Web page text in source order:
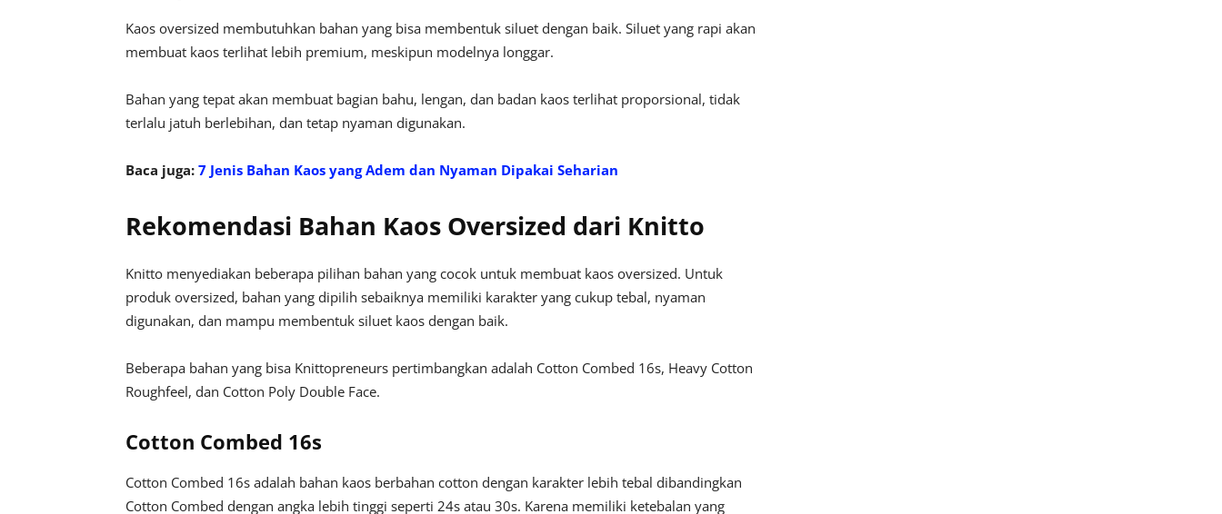
Kaos oversized membutuhkan bahan yang bisa membentuk siluet dengan baik. Siluet yang rapi akan
membuat kaos terlihat lebih premium, meskipun modelnya longgar.
Bahan yang tepat akan membuat bagian bahu, lengan, dan badan kaos terlihat proporsional, tidak
terlalu jatuh berlebihan, dan tetap nyaman digunakan.
Baca juga: 7 Jenis Bahan Kaos yang Adem dan Nyaman Dipakai Seharian
Rekomendasi Bahan Kaos Oversized dari Knitto
Knitto menyediakan beberapa pilihan bahan yang cocok untuk membuat kaos oversized. Untuk
produk oversized, bahan yang dipilih sebaiknya memiliki karakter yang cukup tebal, nyaman
digunakan, dan mampu membentuk siluet kaos dengan baik.
Beberapa bahan yang bisa Knittopreneurs pertimbangkan adalah Cotton Combed 16s, Heavy Cotton
Roughfeel, dan Cotton Poly Double Face.
Cotton Combed 16s
Cotton Combed 16s adalah bahan kaos berbahan cotton dengan karakter lebih tebal dibandingkan
Cotton Combed dengan angka lebih tinggi seperti 24s atau 30s. Karena memiliki ketebalan yang